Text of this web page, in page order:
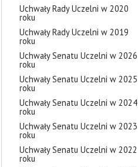
Uchwały Rady Uczelni w 2020
roku
Uchwały Rady Uczelni w 2019
roku
Uchwały Senatu Uczelni w 2026
roku
Uchwały Senatu Uczelni w 2025
roku
Uchwały Senatu Uczelni w 2024
roku
Uchwały Senatu Uczelni w 2023
roku
Uchwały Senatu Uczelni w 2022
roku